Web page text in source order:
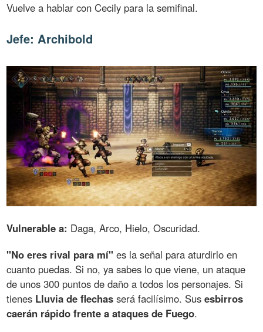
Vuelve a hablar con Cecily para la semifinal.
Jefe: Archibold
Vulnerable a: Daga, Arco, Hielo, Oscuridad.
"No eres rival para mí" es la señal para aturdirlo en
cuanto puedas. Si no, ya sabes lo que viene, un ataque
de unos 300 puntos de daño a todos los personajes. Si
tienes Lluvia de flechas será facilísimo. Susesbirros
caerán rápido frente a ataques de Fuego.